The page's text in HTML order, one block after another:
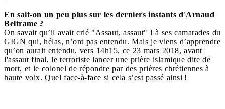
En sait-on un peu plus sur les derniers instants d'Arnaud
Beltrame ?
On savait qu’il avait crié "Assaut, assaut" ! à ses camarades du
GIGN qui, hélas, n’ont pas entendu. Mais je viens d’apprendre
qu’on aurait entendu, vers 14h15, ce 23 mars 2018, avant
l'assaut final, le terroriste lancer une prière islamique dite de
mort, et le colonel de répondre par des prières chrétiennes à
haute voix. Quel face-à-face si cela s’est passé ainsi !